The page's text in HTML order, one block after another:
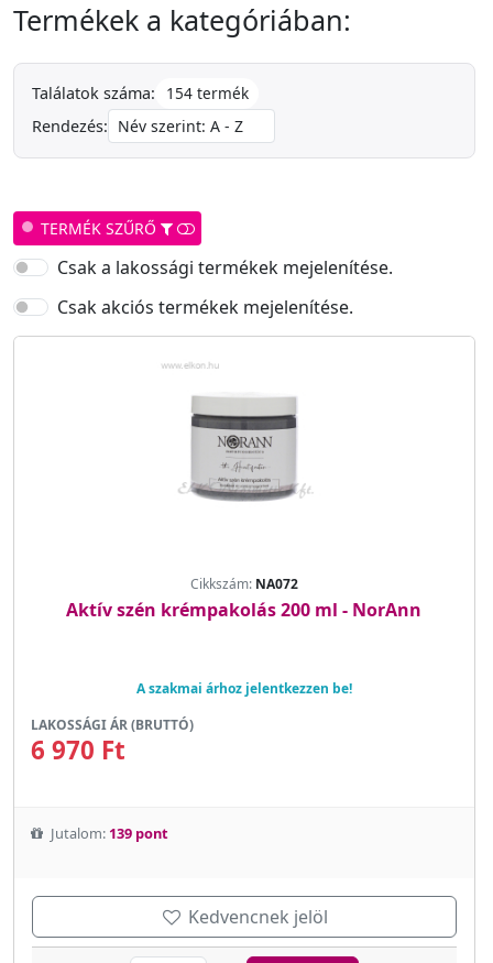
Termékek a kategóriában:
Találatok száma:
154 termék
Rendezés:
TERMÉK SZŰRŐ
Csak a lakossági termékek mejelenítése.
Csak akciós termékek mejelenítése.
Cikkszám: NA072
Aktív szén krémpakolás 200 ml - NorAnn
A szakmai árhoz jelentkezzen be!
LAKOSSÁGI ÁR (BRUTTÓ)
6 970 Ft
Jutalom: 139 pont
Kedvencnek jelöl